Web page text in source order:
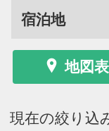
宿泊地
地図
現在の絞り込